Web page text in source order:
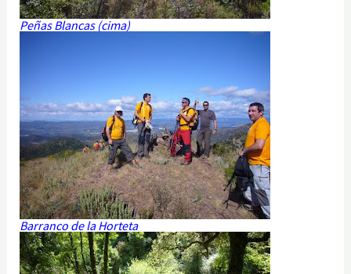
Peñas Blancas (cima)
Barranco de la Horteta